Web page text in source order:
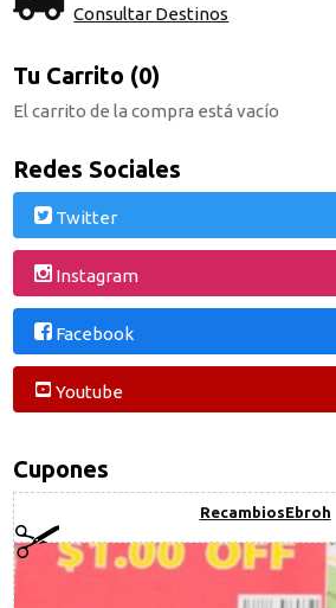
Consultar Destinos
Tu Carrito (0)
El carrito de la compra está vacío
Redes Sociales
Twitter
Instagram
Facebook
Youtube
Cupones
RecambiosEbroh